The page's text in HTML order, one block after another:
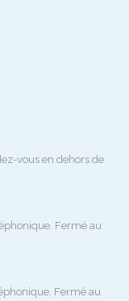
vous en dehors de
Fermé au
Fermé au